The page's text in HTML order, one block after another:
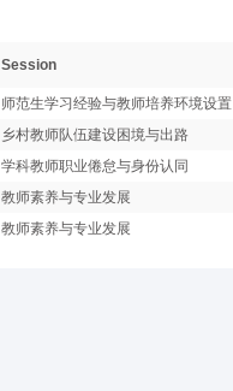
Session
师范生学习经验与教师培养环境设置
乡村教师队伍建设困境与出路
学科教师职业倦怠与身份认同
教师素养与专业发展
教师素养与专业发展